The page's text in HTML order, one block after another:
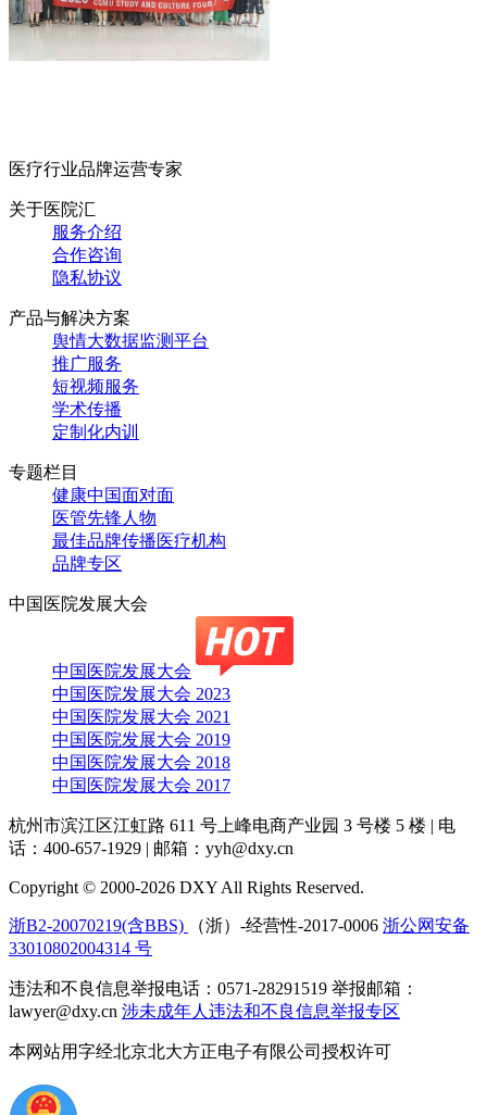
医疗行业品牌运营专家
关于医院汇
服务介绍
合作咨询
隐私协议
产品与解决方案
舆情大数据监测平台
推广服务
短视频服务
学术传播
定制化内训
专题栏目
健康中国面对面
医管先锋人物
最佳品牌传播医疗机构
品牌专区
中国医院发展大会
中国医院发展大会
中国医院发展大会 2023
中国医院发展大会 2021
中国医院发展大会 2019
中国医院发展大会 2018
中国医院发展大会 2017
杭州市滨江区江虹路 611 号上峰电商产业园 3 号楼 5 楼 | 电
话：400-657-1929 | 邮箱：yyh@dxy.cn
Copyright © 2000-2026 DXY All Rights Reserved.
浙B2-20070219(含BBS) （浙）-经营性-2017-0006 浙公网安备
33010802004314 号
违法和不良信息举报电话：0571-28291519 举报邮箱：
lawyer@dxy.cn 涉未成年人违法和不良信息举报专区
本网站用字经北京北大方正电子有限公司授权许可